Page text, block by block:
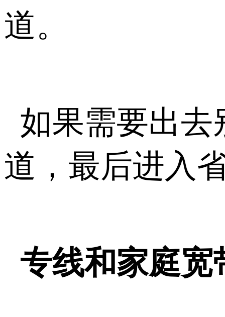
道。
如果需要出去
道，最后进入
专线和家庭宽